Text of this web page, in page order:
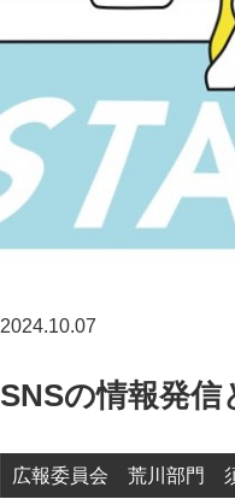
2024.10.07
SNSの情報発信
広報委員会 荒川部門